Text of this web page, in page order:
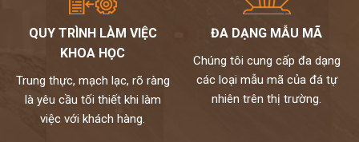
nhạt, trắng bạc (tương khắc)
Đối với gia chủ mệnh Thủy: nên chọn tranh đá màu trắng, ghi,
xám (tương sinh), xanh lam từ đậm đến nhạt. Tránh vàng, nâu
đất, nâu đậm (tương khắc).
Đối với gia chủ mệnh Hỏa: nên chọn đỏ, xanh lá cây, cam (tương
sinh), tránh đen, xanh biển sẫm, xám.
Đối với gia chủ mệnh Thổ: nên chọn tranh đá màu đỏ, tím, hồng,
QUY TRÌNH LÀM VIỆC
KHOA HỌC
Trung thực, mạch lạc, rõ ràng
là yêu cầu tối thiết khi làm
việc với khách hàng.
ĐA DẠNG MẪU MÃ
Chúng tôi cung cấp đa dạng
các loại mẫu mã của đá tự
nhiên trên thị trường.